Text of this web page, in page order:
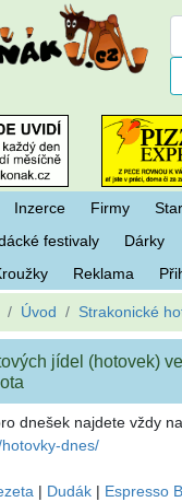
Inzerce Firmy
festivaly Dárky
Reklama
Úvod Strakonické
jídel (hotovek)
dnešek najdete vždy na
dnes/
| Dudák | Espresso